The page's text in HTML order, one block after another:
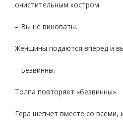
очистительным костром.
– Вы не виноваты.
Женщины подаются вперед и
– Безвинны.
Толпа повторяет «безвинны».
Гера шепчет вместе со всеми,